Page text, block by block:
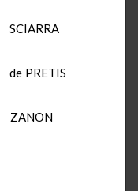
SCIARRA
de PRETIS
ZANON